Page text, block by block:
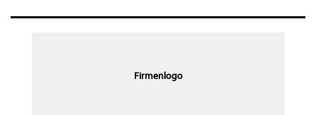
Firmenlogo